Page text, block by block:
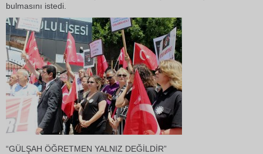
bulmasını istedi.
“GÜLŞAH ÖĞRETMEN YALNIZ DEĞİLDİR”